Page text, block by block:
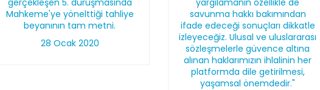
gerçekleşen 5. duruşmasında
Mahkeme'ye yönelttiği tahliye
beyanının tam metni.
28 Ocak 2020
yargılamanın özellikle de
savunma hakkı bakımından
ifade edeceği sonuçları dikkatle
izleyeceğiz. Ulusal ve uluslararası
sözleşmelerle güvence altına
alınan haklarımızın ihlalinin her
platformda dile getirilmesi,
yaşamsal önemdedir."